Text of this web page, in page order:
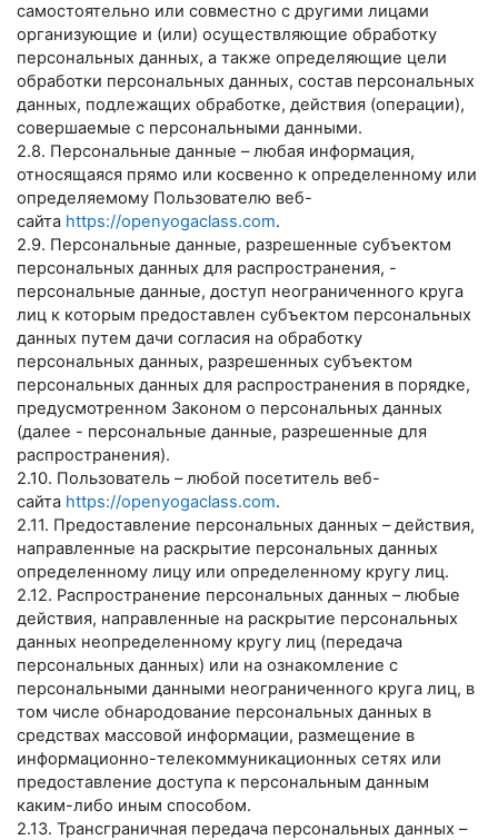
самостоятельно или совместно с другими лицами
организующие и (или) осуществляющие обработку
персональных данных, а также определяющие цели
обработки персональных данных, состав персональных
данных, подлежащих обработке, действия (операции),
совершаемые с персональными данными.
2.8. Персональные данные – любая информация,
относящаяся прямо или косвенно к определенному или
определяемому Пользователю веб-
сайта https://openyogaclass.com.
2.9. Персональные данные, разрешенные субъектом
персональных данных для распространения, -
персональные данные, доступ неограниченного круга
лиц к которым предоставлен субъектом персональных
данных путем дачи согласия на обработку
персональных данных, разрешенных субъектом
персональных данных для распространения в порядке,
предусмотренном Законом о персональных данных
(далее - персональные данные, разрешенные для
распространения).
2.10. Пользователь – любой посетитель веб-
сайта https://openyogaclass.com.
2.11. Предоставление персональных данных – действия,
направленные на раскрытие персональных данных
определенному лицу или определенному кругу лиц.
2.12. Распространение персональных данных – любые
действия, направленные на раскрытие персональных
данных неопределенному кругу лиц (передача
персональных данных) или на ознакомление с
персональными данными неограниченного круга лиц, в
том числе обнародование персональных данных в
средствах массовой информации, размещение в
информационно-телекоммуникационных сетях или
предоставление доступа к персональным данным
каким-либо иным способом.
2.13. Трансграничная передача персональных данных –